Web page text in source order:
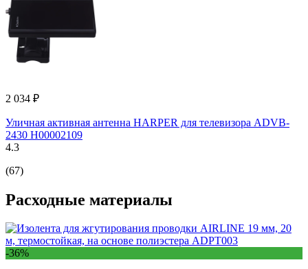
2 034 ₽
Уличная активная антенна HARPER для телевизора ADVB-
2430 H00002109
4.3
(67)
Расходные материалы
-36%